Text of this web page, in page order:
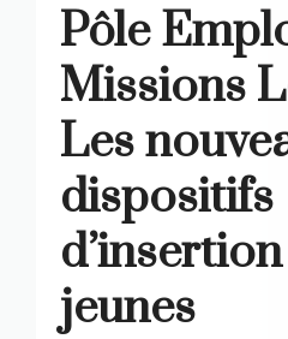
Pôle
Missions
Les
dispositifs
jeunes